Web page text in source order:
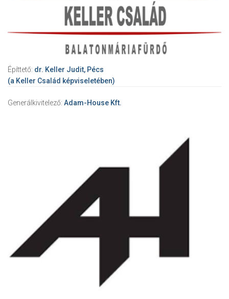
Építtető: dr. Keller Judit, Pécs
(a Keller Család képviseletében)
Generálkivitelező: Adam-House Kft.